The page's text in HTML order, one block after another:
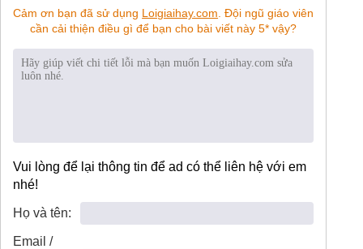
Cảm ơn bạn đã sử dụng Loigiaihay.com . Đội ngũ giáo viên
cần cải thiện điều gì để bạn cho bài viết này 5* vậy?
Vui lòng để lại thông tin để ad có thể liên hệ với em
nhé!
Họ và tên:
Email /